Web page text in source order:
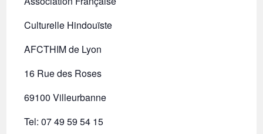
Culturelle Hindouïste
AFCTHIM de Lyon
16 Rue des Roses
69100 Villeurbanne
Tel: 07 49 59 54 15